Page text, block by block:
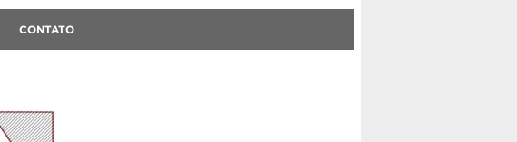
CONTATO